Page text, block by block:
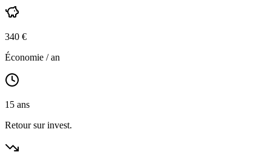
340 €
Économie / an
15 ans
Retour sur invest.